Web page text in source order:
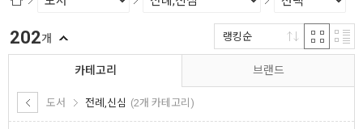
카테고리
도서 전례,신심 (2개 카테고리)
브랜드
202개 랭킹순